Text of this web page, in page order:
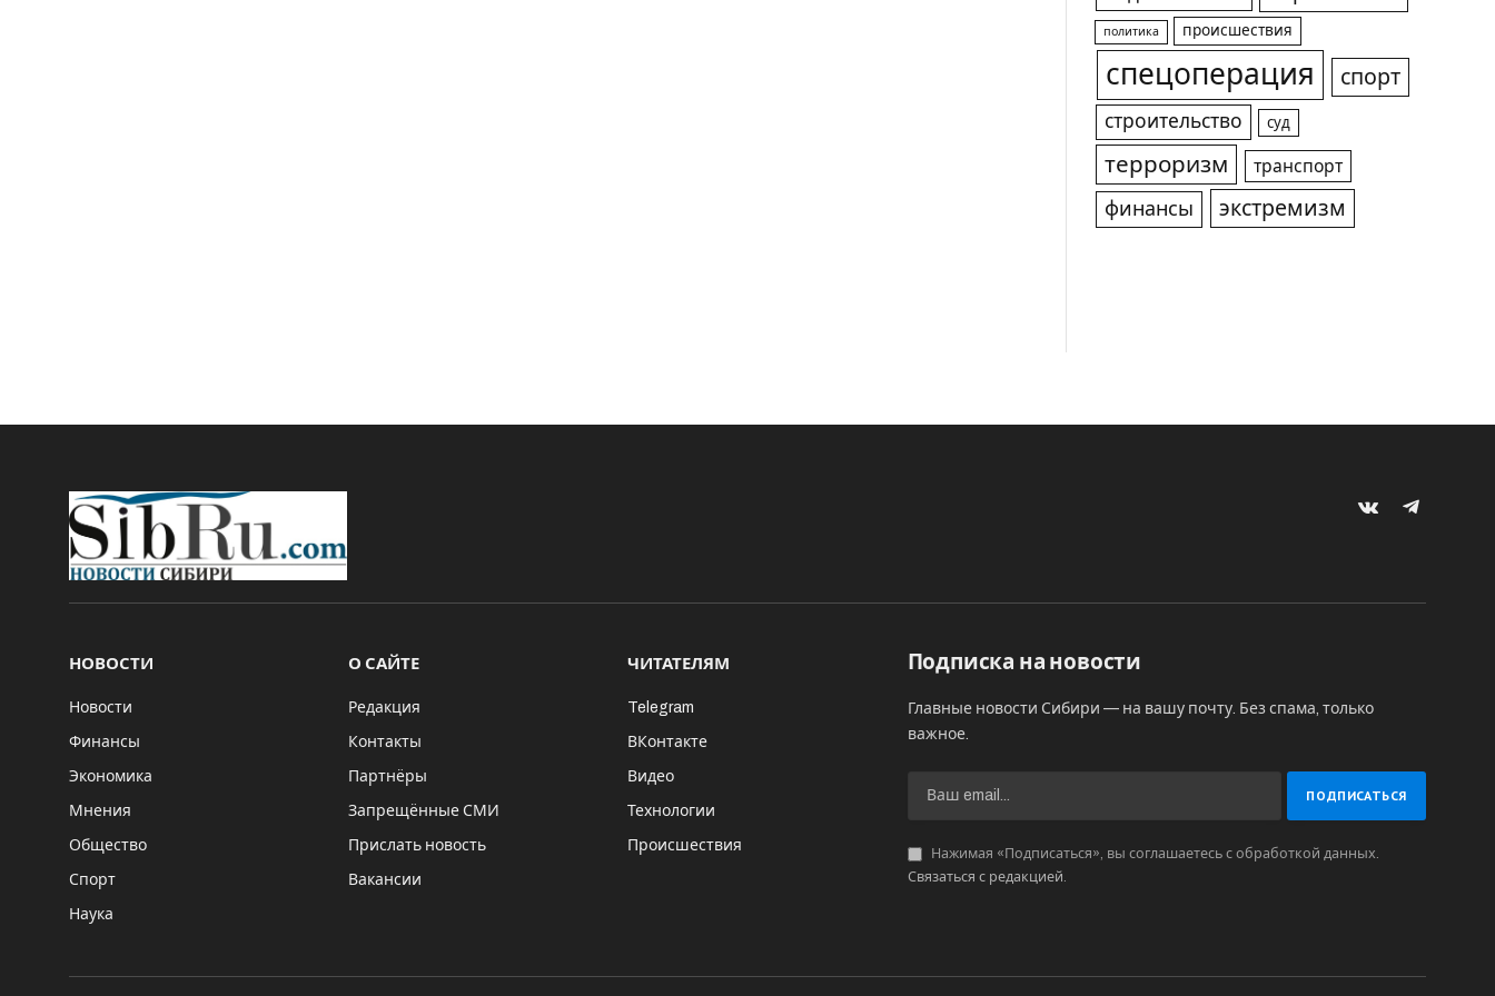
политика происшествия
спецоперация спорт
строительство суд
терроризм транспорт
финансы экстремизм
VKontakteTelegram
НОВОСТИ
Новости
Финансы
Экономика
Мнения
Общество
Спорт
Наука
О САЙТЕ
Редакция
Контакты
Партнёры
Запрещённые СМИ
Прислать новость
Вакансии
ЧИТАТЕЛЯМ
Telegram
ВКонтакте
Видео
Технологии
Происшествия
Подписка на новости
Главные новости Сибири — на вашу почту. Без спама, только
важное.
Нажимая «Подписаться», вы соглашаетесь с обработкой данных.
Связаться с редакцией